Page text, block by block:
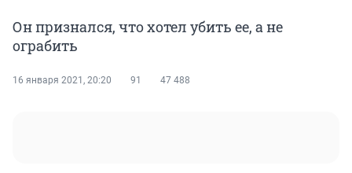
Он признался, что хотел убить ее, а не
ограбить
16 января 2021, 20:20 91 47 488